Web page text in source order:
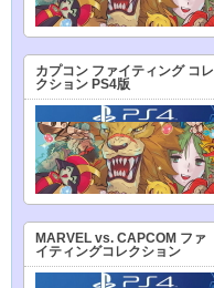
カプコン ファイティング コレ
クション PS4版
MARVEL vs. CAPCOM ファ
イティングコレクション